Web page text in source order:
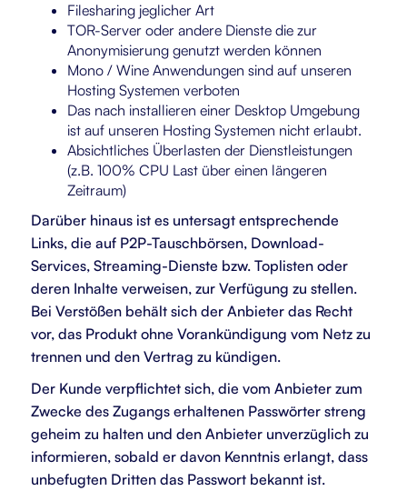
Filesharing jeglicher Art
TOR-Server oder andere Dienste die zur
Anonymisierung genutzt werden können
Mono / Wine Anwendungen sind auf unseren
Hosting Systemen verboten
Das nach installieren einer Desktop Umgebung
ist auf unseren Hosting Systemen nicht erlaubt.
Absichtliches Überlasten der Dienstleistungen
(z.B. 100% CPU Last über einen längeren
Zeitraum)
Darüber hinaus ist es untersagt entsprechende
Links, die auf P2P-Tauschbörsen, Download-
Services, Streaming-Dienste bzw. Toplisten oder
deren Inhalte verweisen, zur Verfügung zu stellen.
Bei Verstößen behält sich der Anbieter das Recht
vor, das Produkt ohne Vorankündigung vom Netz zu
trennen und den Vertrag zu kündigen.
Der Kunde verpflichtet sich, die vom Anbieter zum
Zwecke des Zugangs erhaltenen Passwörter streng
geheim zu halten und den Anbieter unverzüglich zu
informieren, sobald er davon Kenntnis erlangt, dass
unbefugten Dritten das Passwort bekannt ist.